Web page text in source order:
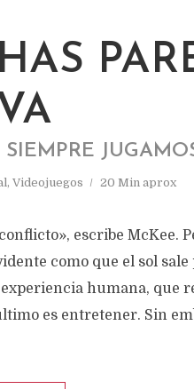
, Videojuegos 20 Min aprox
escribe McKee.
como que el sol sale
humana, que
es entretener. Sin